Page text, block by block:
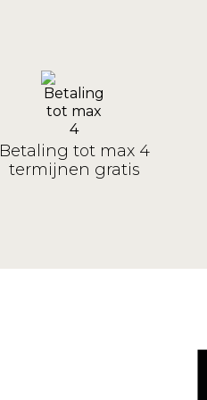
Betaling tot max 4
termijnen gratis